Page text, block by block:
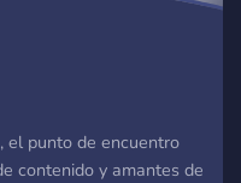
el punto de encuentro
contenido y amantes de